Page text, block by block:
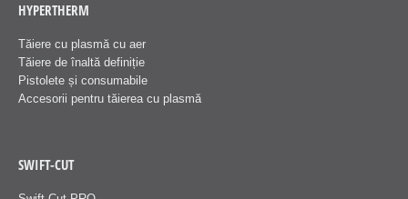
HYPERTHERM
Tăiere cu plasmă cu aer
Tăiere de înaltă definiție
Pistolete și consumabile
Accesorii pentru tăierea cu plasmă
SWIFT-CUT